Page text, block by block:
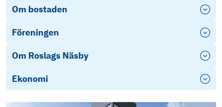
Om bostaden
Föreningen
Om Roslags Näsby
Ekonomi